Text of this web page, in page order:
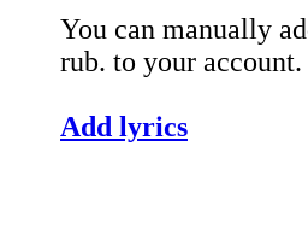
You can manually
rub. to your account.
Add lyrics